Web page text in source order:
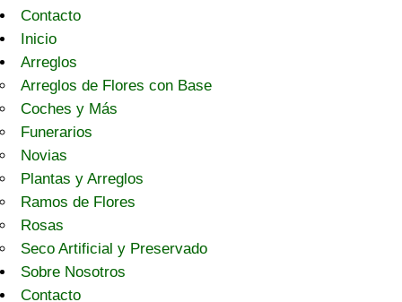
Contacto
Inicio
Arreglos
Arreglos de Flores con Base
Coches y Más
Funerarios
Novias
Plantas y Arreglos
Ramos de Flores
Rosas
Seco Artificial y Preservado
Sobre Nosotros
Contacto